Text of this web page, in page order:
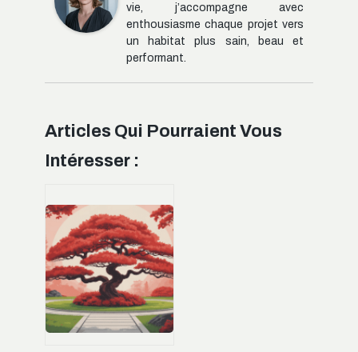
vie, j’accompagne avec
enthousiasme chaque projet vers
un habitat plus sain, beau et
performant.
Articles Qui Pourraient Vous
Intéresser :